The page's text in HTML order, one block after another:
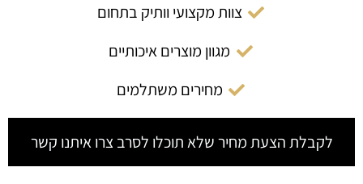
צוות מקצועי וותיק בתחום
מגוון מוצרים איכותיים
מחירים משתלמים
לקבלת הצעת מחיר שלא תוכלו לסרב צרו איתנו קשר